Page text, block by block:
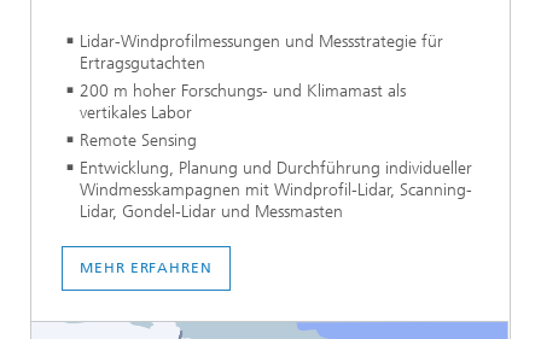
Lidar-Windprofilmessungen und Messstrategie für
Ertragsgutachten
200 m hoher Forschungs- und Klimamast als
vertikales Labor
Remote Sensing
Entwicklung, Planung und Durchführung individueller
Windmesskampagnen mit Windprofil-Lidar, Scanning-
Lidar, Gondel-Lidar und Messmasten
MEHR ERFAHREN